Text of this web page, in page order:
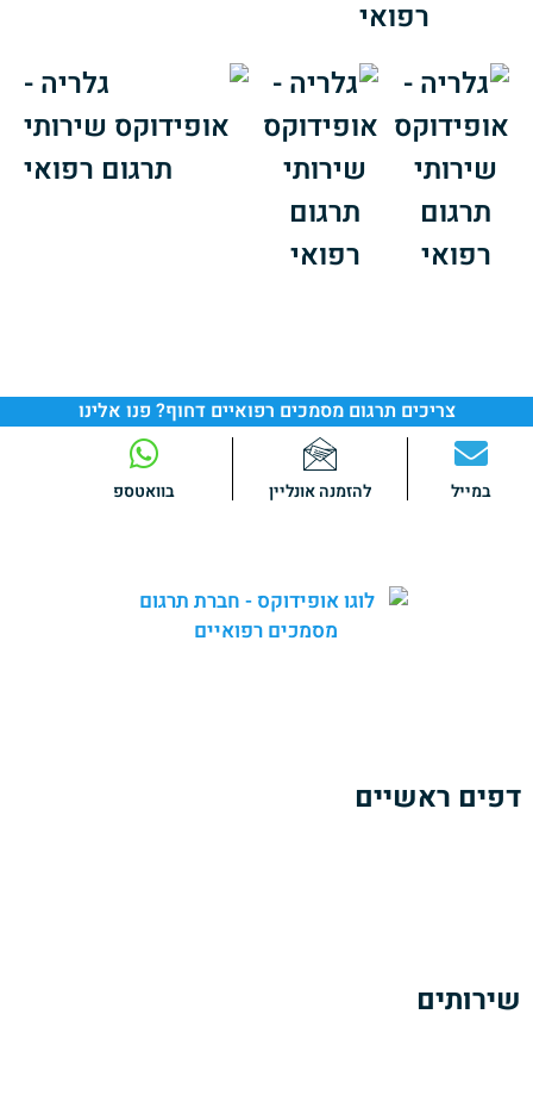
צריכים תרגום מסמכים רפואיים דחוף? פנו אלינו
במייל להזמנה אונליין בוואטספ
דפים ראשיים
שירותים